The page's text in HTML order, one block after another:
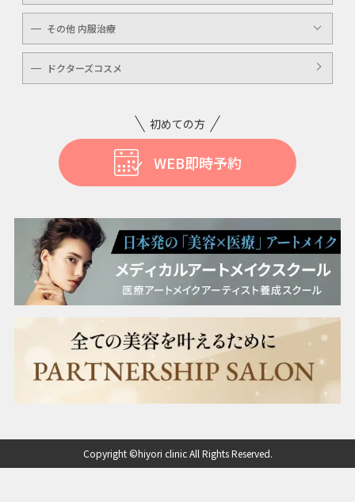
初めての方
WEB即時予約
ボトックスビスタ
高濃度ビタミンC点滴
白玉注射・点滴
ニキビ・美肌注射・点滴
その他 内服治療
美白内服治療
ドクターズコスメ
Copyright ©hiyori clinic All Rights Reserved.